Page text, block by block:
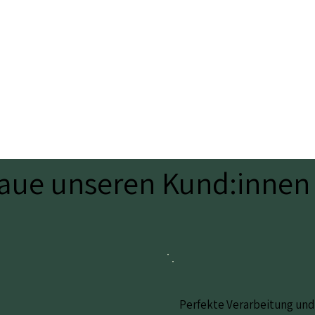
unseren Kund:innen
Perfekte Verarbeitung